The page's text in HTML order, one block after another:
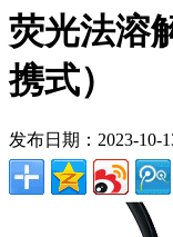
荧光法溶
携式）
发布日期：2023-10-